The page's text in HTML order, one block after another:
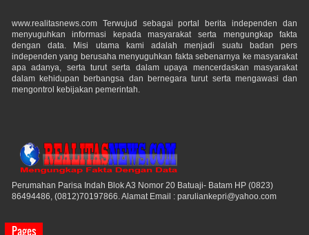
www.realitasnews.com Terwujud sebagai portal berita independen dan
menyuguhkan informasi kepada masyarakat serta mengungkap fakta
dengan data. Misi utama kami adalah menjadi suatu badan pers
independen yang berusaha menyuguhkan fakta sebenarnya ke masyarakat
apa adanya, serta turut serta dalam upaya mencerdaskan masyarakat
dalam kehidupan berbangsa dan bernegara turut serta mengawasi dan
mengontrol kebijakan pemerintah.
Perumahan Parisa Indah Blok A3 Nomor 20 Batuaji- Batam HP (0823)
86494486, (0812)70197866. Alamat Email : paruliankepri@yahoo.com
Pages